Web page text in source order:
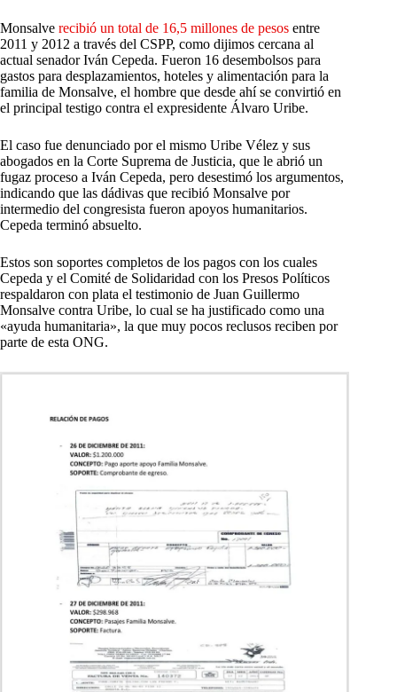
Monsalve recibió un total de 16,5 millones de pesos entre
2011 y 2012 a través del CSPP, como dijimos cercana al
actual senador Iván Cepeda. Fueron 16 desembolsos para
gastos para desplazamientos, hoteles y alimentación para la
familia de Monsalve, el hombre que desde ahí se convirtió en
el principal testigo contra el expresidente Álvaro Uribe.
El caso fue denunciado por el mismo Uribe Vélez y sus
abogados en la Corte Suprema de Justicia, que le abrió un
fugaz proceso a Iván Cepeda, pero desestimó los argumentos,
indicando que las dádivas que recibió Monsalve por
intermedio del congresista fueron apoyos humanitarios.
Cepeda terminó absuelto.
Estos son soportes completos de los pagos con los cuales
Cepeda y el Comité de Solidaridad con los Presos Políticos
respaldaron con plata el testimonio de Juan Guillermo
Monsalve contra Uribe, lo cual se ha justificado como una
«ayuda humanitaria», la que muy pocos reclusos reciben por
parte de esta ONG.